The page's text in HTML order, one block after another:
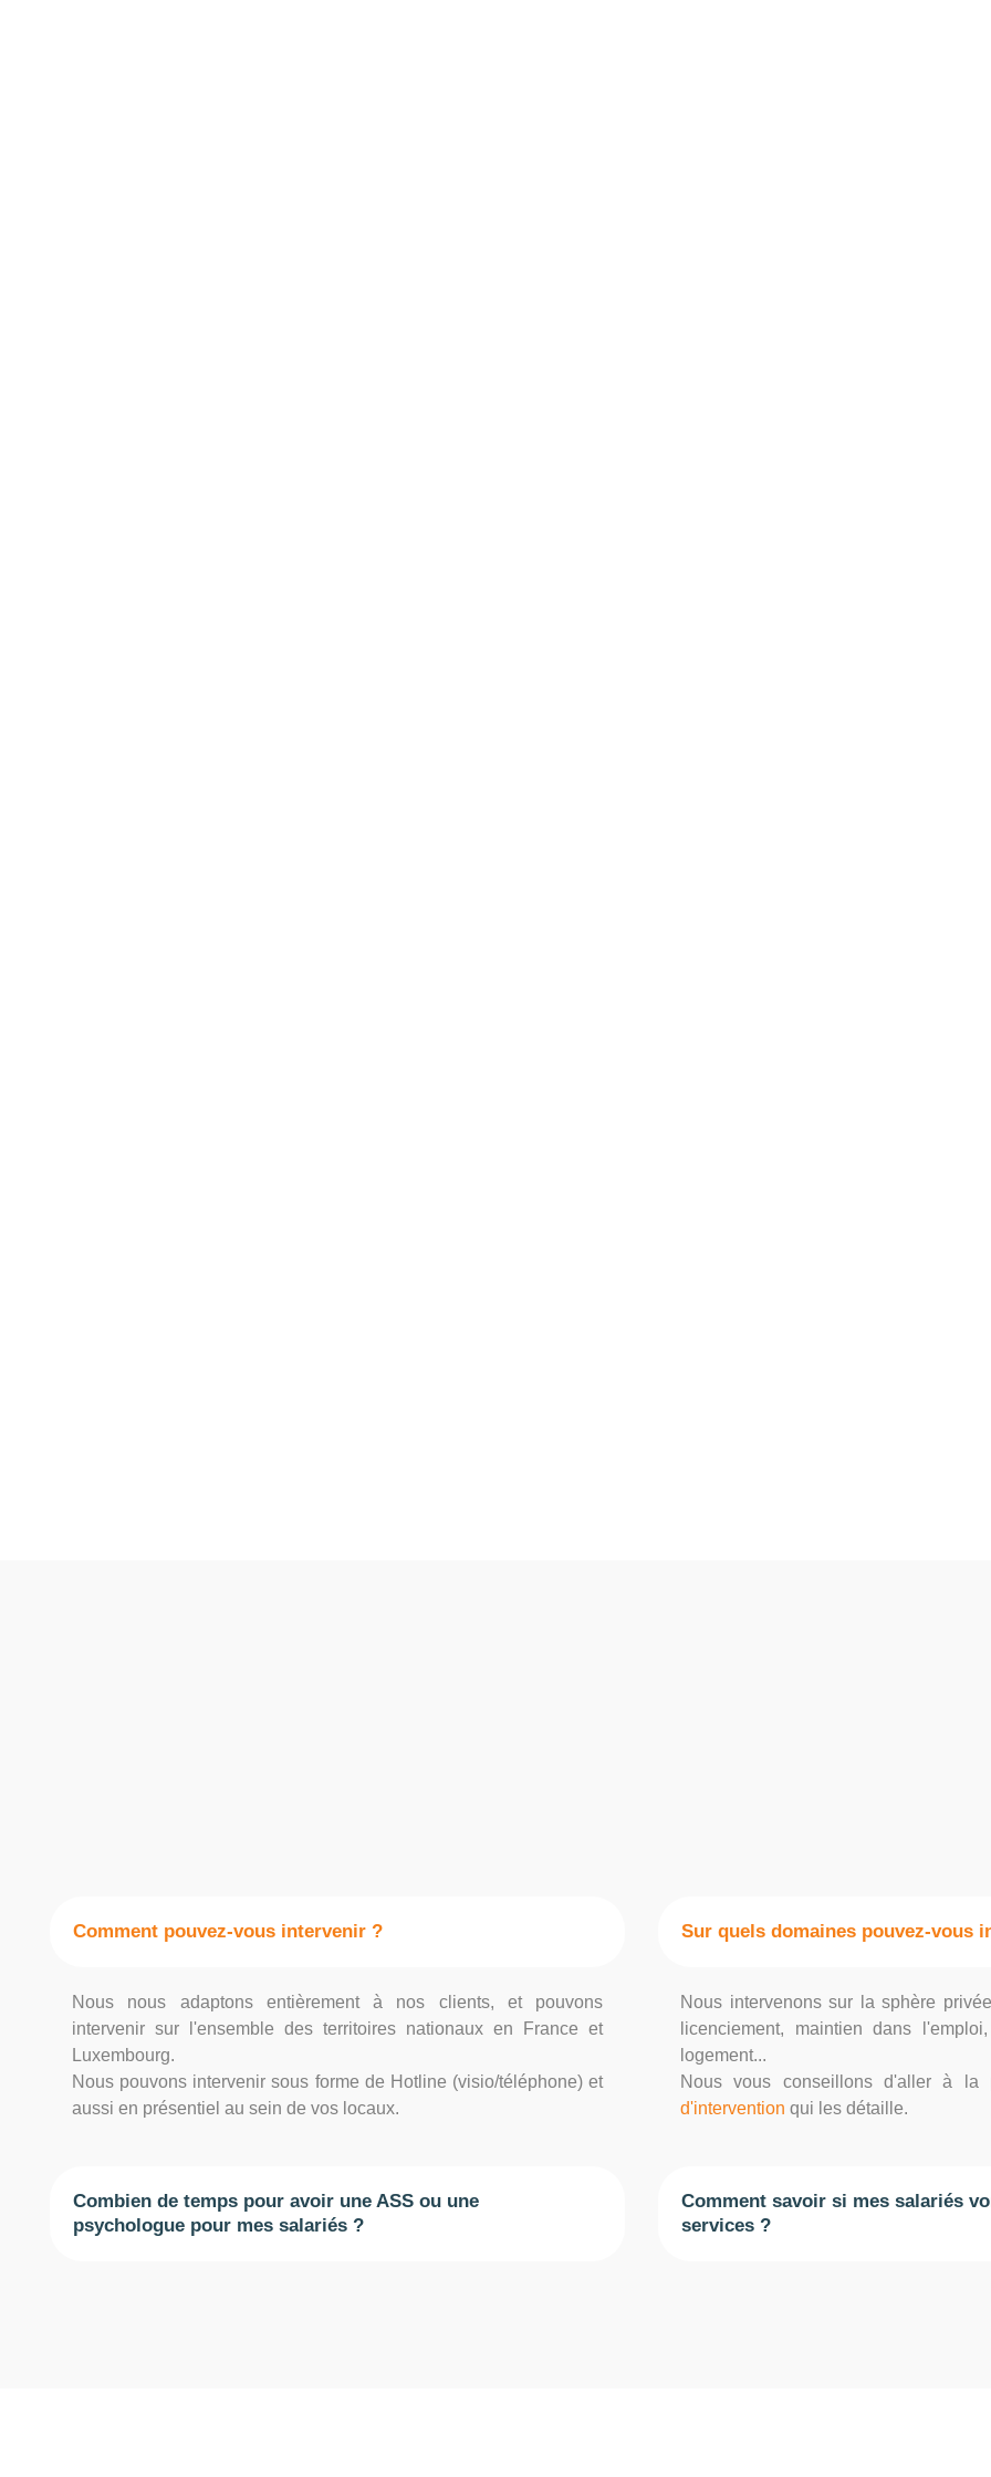
Comment pouvez-vous intervenir ?
Nous nous adaptons entièrement à nos clients, et pouvons
intervenir sur l'ensemble des territoires nationaux en France et
Luxembourg.
Nous pouvons intervenir sous forme de Hotline (visio/téléphone) et
aussi en présentiel au sein de vos locaux.
Combien de temps pour avoir une ASS ou une
psychologue pour mes salariés ?
Sur quels domaines pouvez-vous
Nous intervenons sur la sphère
licenciement, maintien dans
logement...
Nous vous conseillons d'aller à la
d'intervention qui les détaille.
Comment savoir si mes salariés
services ?